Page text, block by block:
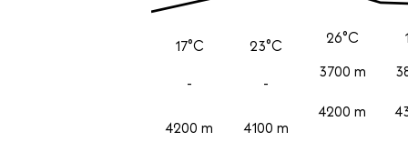
17°C
-
4200 m
23°C
-
4100 m
26°C
3700 m
4200 m